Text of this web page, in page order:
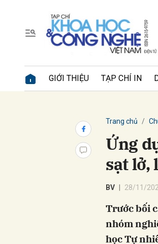
GIỚI THIỆU TẠP CHÍ IN
Trang chủ
Ứng
sạt lở,
BV 28/11/
Trước bối
nhóm
học Tự